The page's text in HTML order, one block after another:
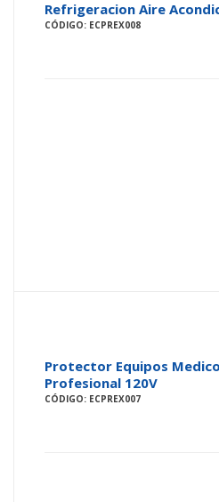
Refrigeracion Aire
CÓDIGO: ECPREX008
Protector Equipos
Profesional 120V
CÓDIGO: ECPREX007